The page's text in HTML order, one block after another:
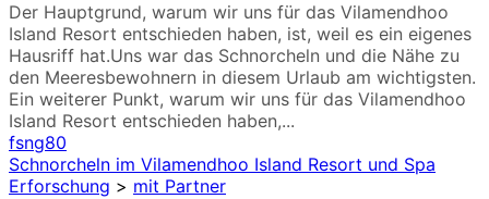
Der Hauptgrund, warum wir uns für das Vilamendhoo
Island Resort entschieden haben, ist, weil es ein eigenes
Hausriff hat.Uns war das Schnorcheln und die Nähe zu
den Meeresbewohnern in diesem Urlaub am wichtigsten.
Ein weiterer Punkt, warum wir uns für das Vilamendhoo
Island Resort entschieden haben,...
fsng80
Schnorcheln im Vilamendhoo Island Resort und Spa
Erforschung > mit Partner